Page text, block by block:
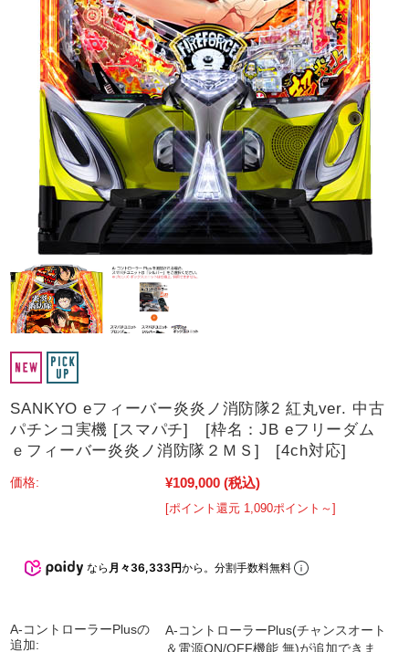
SANKYO eフィーバー炎炎ノ消防隊2 紅丸ver. 中古
パチンコ実機 [スマパチ] [枠名：JB eフリーダム
ｅフィーバー炎炎ノ消防隊２ＭＳ] [4ch対応]
価格: ¥109,000 (税込)
[ポイント還元 1,090ポイント～]
なら 月々36,333円から。分割手数料無料
A-コントローラーPlusの
追加:
A-コントローラーPlus(チャンスオート
＆電源ON/OFF機能 無)が追加できま